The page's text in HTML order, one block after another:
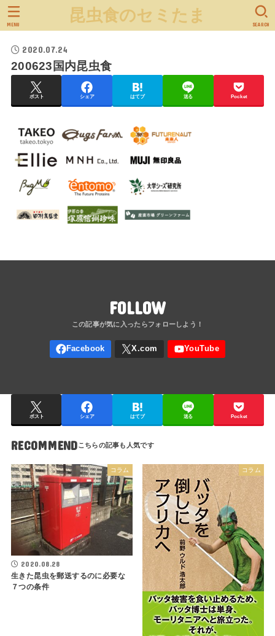
昆虫食のセミたま SEARCH
MENU
2020.07.24
200623国内昆虫食
ポスト シェア はてブ 送る Pocket
FOLLOW
ポスト シェア はてブ 送る Pocket
RECOMMEND
コラム
2020.08.28
生きた昆虫を郵送するのに必要な
７つの条件
コラム